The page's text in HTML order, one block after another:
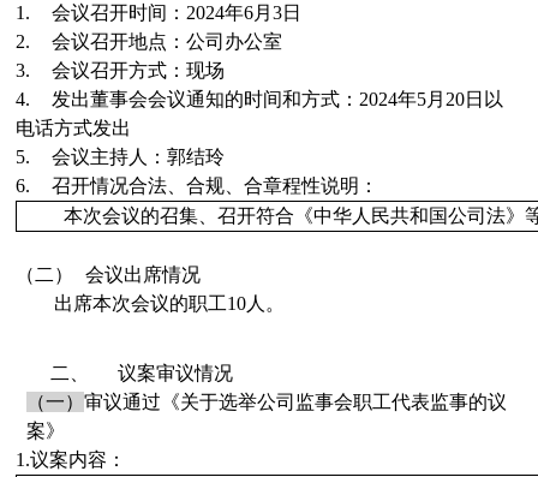
1.
会议召开时间： 2024年6月3日
2.
会议召开地点：公司办公室
3.
会议召开方式：现场
4.
发出董事会会议通知的时间和方式： 2024年5月 20日 以
电话方式发出
5.
会议主持人：郭结玲
6.
召开情况合法、合规、合章程性说明：
本次会议的召集、召开符合《中华人民共和国公司法
（二）
会议出席情况
出席本次会议的职工10人。
二、
议案审议情况
（一）审议通过 《关于选举公司 监事会职工代表监事的议
案》
1.议案内容：